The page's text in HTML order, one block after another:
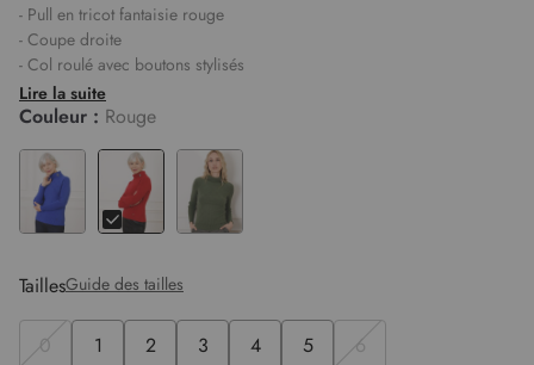
- Pull en tricot fantaisie rouge
- Coupe droite
- Col roulé avec boutons stylisés
- Manches longues
- Maille douce et épaisse
Longueur : 56 cm pour la première taille.
Lire la suite
Couleur : Rouge
TaillesGuide des tailles
0 1 2 3 4 5 6